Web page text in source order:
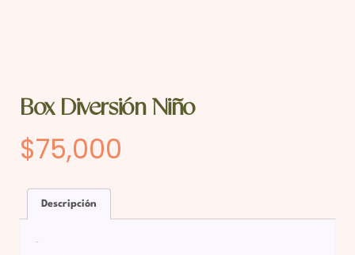
Box Diversión Niño
$75,000
Descripción